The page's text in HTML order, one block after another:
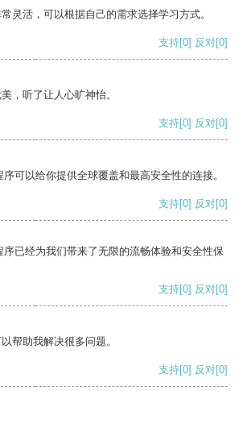
灵活，可以根据自己的需求选择学习方式。
支持[0] 反对[0]
，听了让人心旷神怡。
支持[0] 反对[0]
可以给你提供全球覆盖和最高安全性的连接。
支持[0] 反对[0]
已经为我们带来了无限的流畅体验和安全性保
支持[0] 反对[0]
帮助我解决很多问题。
支持[0] 反对[0]